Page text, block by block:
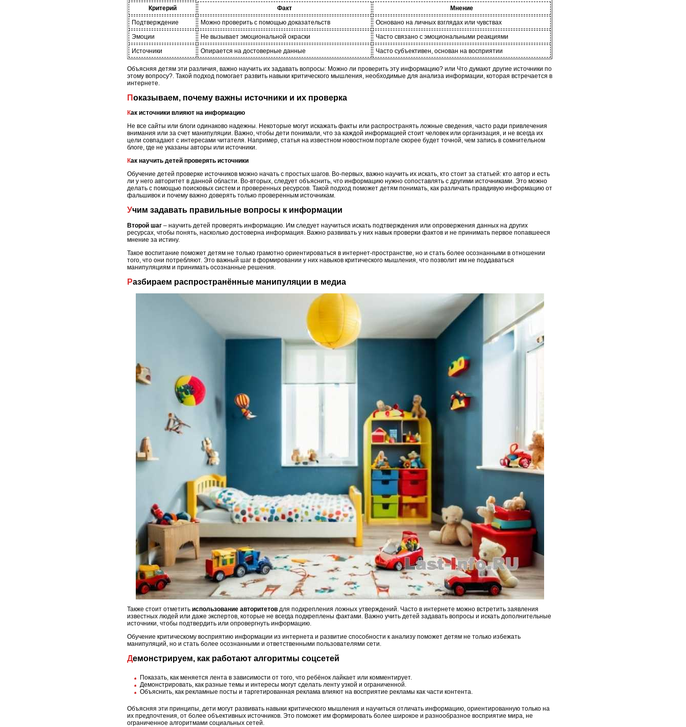
Критерий Факт
Мнение
Подтверждение
Можно проверить с помощью доказательств
Основано на личных взглядах или чувствах
Эмоции
Не вызывает эмоциональной окраски
Часто связано с эмоциональными реакциями
Источники
Опирается на достоверные данные Часто субъективен, основан на восприятии
Объясняя детям эти различия, важно научить их задавать вопросы: Можно ли проверить эту информацию? или Что думают другие источники по
этому вопросу?. Такой подход помогает развить навыки критического мышления, необходимые для анализа информации, которая встречается в
интернете.
Показываем, почему важны источники и их проверка
Как источники влияют на информацию
Не все сайты или блоги одинаково надежны. Некоторые могут искажать факты или распространять ложные сведения, часто ради привлечения
внимания или за счет манипуляции. Важно, чтобы дети понимали, что за каждой информацией стоит человек или организация, и не всегда их
цели совпадают с интересами читателя. Например, статья на известном новостном портале скорее будет точной, чем запись в сомнительном
блоге, где не указаны авторы или источники.
Как научить детей проверять источники
Обучение детей проверке источников можно начать с простых шагов. Во-первых, важно научить их искать, кто стоит за статьей: кто автор и есть
ли у него авторитет в данной области. Во-вторых, следует объяснить, что информацию нужно сопоставлять с другими источниками. Это можно
делать с помощью поисковых систем и проверенных ресурсов. Такой подход поможет детям понимать, как различать правдивую информацию от
фальшивок и почему важно доверять только проверенным источникам.
Учим задавать правильные вопросы к информации
Второй шаг – научить детей проверять информацию. Им следует научиться искать подтверждения или опровержения данных на других
ресурсах, чтобы понять, насколько достоверна информация. Важно развивать у них навык проверки фактов и не принимать первое попавшееся
мнение за истину.
Такое воспитание поможет детям не только грамотно ориентироваться в интернет-пространстве, но и стать более осознанными в отношении
того, что они потребляют. Это важный шаг в формировании у них навыков критического мышления, что позволит им не поддаваться
манипуляциям и принимать осознанные решения.
Разбираем распространённые манипуляции в медиа
Также стоит отметить использование авторитетов для подкрепления ложных утверждений. Часто в интернете можно встретить заявления
известных людей или даже экспертов, которые не всегда подкреплены фактами. Важно учить детей задавать вопросы и искать дополнительные
источники, чтобы подтвердить или опровергнуть информацию.
Обучение критическому восприятию информации из интернета и развитие способности к анализу поможет детям не только избежать
манипуляций, но и стать более осознанными и ответственными пользователями сети.
Демонстрируем, как работают алгоритмы соцсетей
Показать, как меняется лента в зависимости от того, что ребёнок лайкает или комментирует.
Демонстрировать, как разные темы и интересы могут сделать ленту узкой и ограниченной.
Объяснить, как рекламные посты и таргетированная реклама влияют на восприятие рекламы как части контента.
Объясняя эти принципы, дети могут развивать навыки критического мышления и научиться отличать информацию, ориентированную только на
их предпочтения, от более объективных источников. Это поможет им формировать более широкое и разнообразное восприятие мира, не
ограниченное алгоритмами социальных сетей.